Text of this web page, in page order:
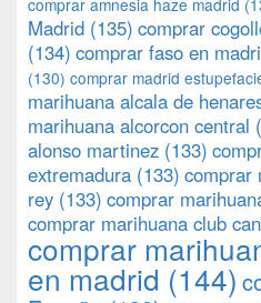
comprar amnesia haze madrid
Madrid (135) comprar
(134) comprar faso en
(130) comprar madrid
marihuana alcala de
marihuana alcorcon central
alonso martinez (133)
extremadura (133) comprar
rey (133) comprar
comprar marihuana club
comprar
en madrid (144)